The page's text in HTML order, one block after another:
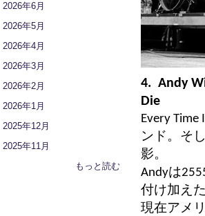
2026年6月
2026年5月
2026年4月
2026年3月
2026年2月
2026年1月
2025年12月
2025年11月
もっと読む
4. Andy
Die
Every
ンド。そ
影。
Andyは
付け加え
現在アメ